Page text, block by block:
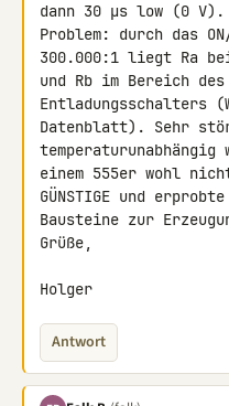
dann 30 µs low (0 V).
Problem: durch das
300.000:1 liegt Ra
und Rb im Bereich des
Entladungsschalters
Datenblatt). Sehr
einem 555er wohl
GÜNSTIGE und erprobte
Bausteine zur
Grüße,
Holger
Antwort